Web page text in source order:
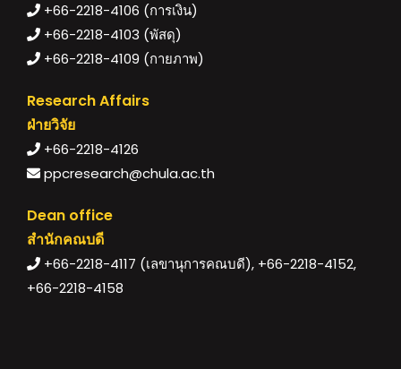
+66-2218-4106 (การเงิน)
+66-2218-4103 (พัสดุ)
+66-2218-4109 (กายภาพ)
Research Affairs
ฝ่ายวิจัย
+66-2218-4126
ppcresearch@chula.ac.th
Dean office
สำนักคณบดี
+66-2218-4117 (เลขานุการคณบดี), +66-2218-4152,
+66-2218-4158